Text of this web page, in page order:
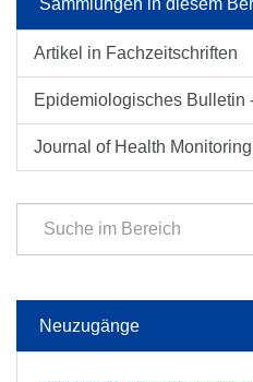
Sammlungen in diesem
Artikel in Fachzeitschriften
Epidemiologisches Bulletin
Journal of Health Monitoring
Neuzugänge